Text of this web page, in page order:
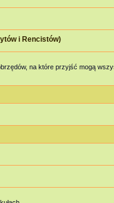
i Rencistów)
na które przyjść mogą